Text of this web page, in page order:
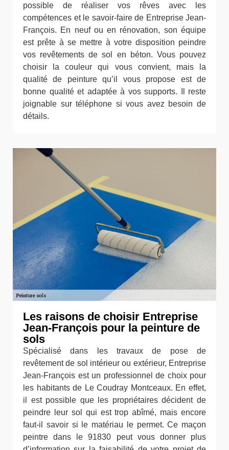
possible de réaliser vos rêves avec les
compétences et le savoir-faire de Entreprise Jean-
François. En neuf ou en rénovation, son équipe
est prête à se mettre à votre disposition peindre
vos revêtements de sol en béton. Vous pouvez
choisir la couleur qui vous convient, mais la
qualité de peinture qu’il vous propose est de
bonne qualité et adaptée à vos supports. Il reste
joignable sur téléphone si vous avez besoin de
détails.
Les raisons de choisir Entreprise
Jean-François pour la peinture de
sols
Spécialisé dans les travaux de pose de
revêtement de sol intérieur ou extérieur, Entreprise
Jean-François est un professionnel de choix pour
les habitants de Le Coudray Montceaux. En effet,
il est possible que les propriétaires décident de
peindre leur sol qui est trop abîmé, mais encore
faut-il savoir si le matériau le permet. Ce maçon
peintre dans le 91830 peut vous donner plus